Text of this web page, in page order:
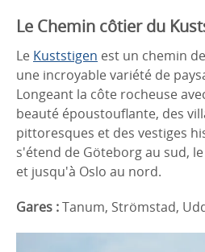
Le Chemin côtier du
Le Kuststigen est un chemin
une incroyable variété de
Longeant la côte rocheuse
beauté époustouflante, des
pittoresques et des vestiges
s'étend de Göteborg au sud,
et jusqu'à Oslo au nord.
Gares :Tanum, Strömstad,